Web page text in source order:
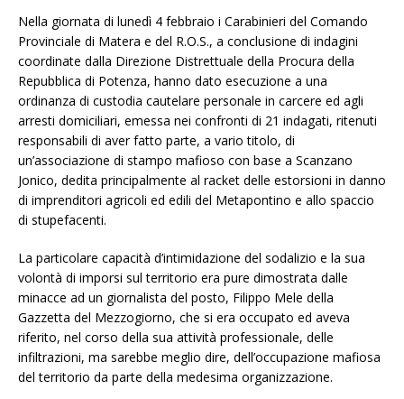
Nella giornata di lunedì 4 febbraio i Carabinieri del Comando
Provinciale di Matera e del R.O.S., a conclusione di indagini
coordinate dalla Direzione Distrettuale della Procura della
Repubblica di Potenza, hanno dato esecuzione a una
ordinanza di custodia cautelare personale in carcere ed agli
arresti domiciliari, emessa nei confronti di 21 indagati, ritenuti
responsabili di aver fatto parte, a vario titolo, di
un’associazione di stampo mafioso con base a Scanzano
Jonico, dedita principalmente al racket delle estorsioni in danno
di imprenditori agricoli ed edili del Metapontino e allo spaccio
di stupefacenti.
La particolare capacità d’intimidazione del sodalizio e la sua
volontà di imporsi sul territorio era pure dimostrata dalle
minacce ad un giornalista del posto, Filippo Mele della
Gazzetta del Mezzogiorno, che si era occupato ed aveva
riferito, nel corso della sua attività professionale, delle
infiltrazioni, ma sarebbe meglio dire, dell’occupazione mafiosa
del territorio da parte della medesima organizzazione.